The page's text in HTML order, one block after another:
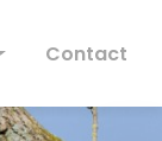
Contact